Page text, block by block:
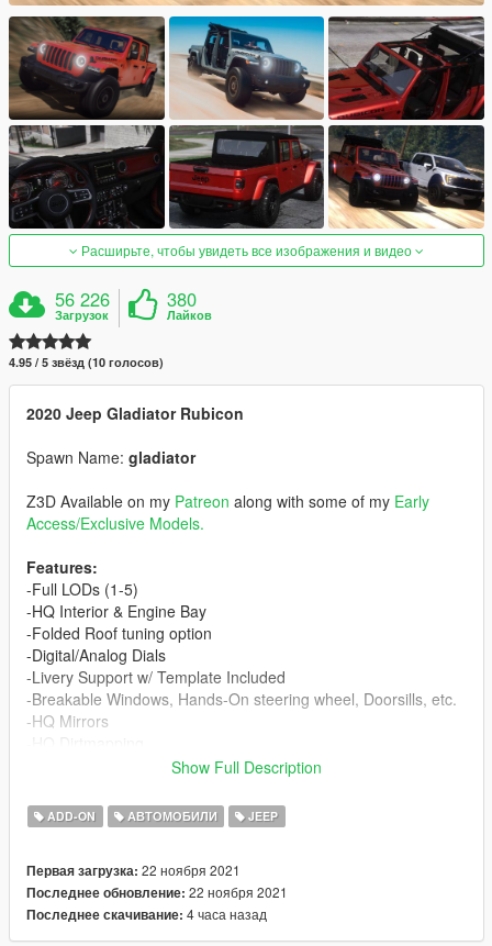
Расширьте, чтобы увидеть все изображения и видео
56 226
Загрузок
380
Лайков
4.95 / 5 звёзд (10 голосов)
2020 Jeep Gladiator Rubicon
Spawn Name: gladiator
Z3D Available on my Patreon along with some of my Early
Access/Exclusive Models.
Features:
-Full LODs (1-5)
-HQ Interior & Engine Bay
-Folded Roof tuning option
-Digital/Analog Dials
-Livery Support w/ Template Included
-Breakable Windows, Hands-On steering wheel, Doorsills, etc.
-HQ Mirrors
Requirements
-Any menu to spawn the car in-game
-A non cracked, updated version of the game
SP Instructions
Show Full Description
ADD-ON АВТОМОБИЛИ JEEP
Первая загрузка: 22 ноября 2021
Последнее обновление: 22 ноября 2021
Последнее скачивание: 4 часа назад